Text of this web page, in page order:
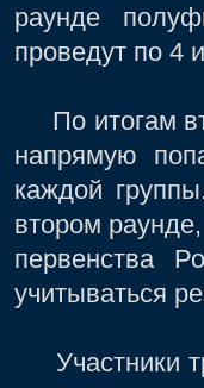
раунде
проведут по 4
По итогам
напрямую
каждой
втором
первенства
учитываться
Участники